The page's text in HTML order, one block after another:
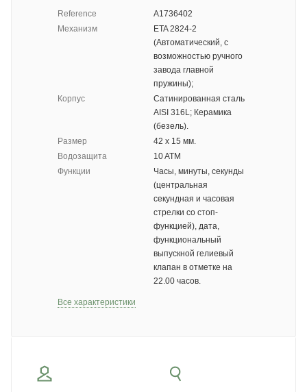
Reference
A1736402
Механизм
ETA 2824-2
(Автоматический, с
возможностью ручного
завода главной
пружины);
Корпус
Сатинированная сталь
AISI 316L; Керамика
(безель).
Размер
42 х 15 мм.
Водозащита
10 ATM
Функции
Часы, минуты, секунды
(центральная
секундная и часовая
стрелки со стоп-
функцией), дата,
функциональный
выпускной гелиевый
клапан в отметке на
22.00 часов.
Все характеристики